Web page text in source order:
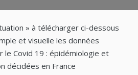
» à télécharger ci-dessous
et visuelle les données
le Covid 19 : épidémiologie et
décidées en France